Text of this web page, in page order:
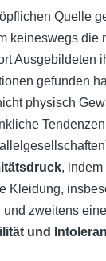
Quelle
keineswegs die
Ausgebildeten
gefunden
physisch
,
Kleidung,
zweitens eine
und